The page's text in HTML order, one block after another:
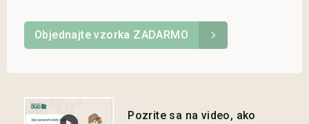
Objednajte vzorka ZADARMO
Pozrite sa na video, ako